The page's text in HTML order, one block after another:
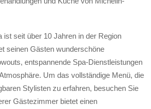
ist seit über 10 Jahren in der Region
seinen Gästen wunderschöne
entspannende Spa-Dienstleistungen
Um das vollständige Menü, die
Stylisten zu erfahren, besuchen Sie
Gästezimmer bietet einen